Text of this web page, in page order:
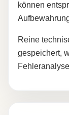
können
Reine
gespeichert,